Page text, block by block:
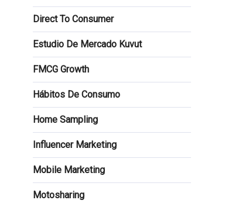
Direct To Consumer
Estudio De Mercado Kuvut
FMCG Growth
Hábitos De Consumo
Home Sampling
Influencer Marketing
Mobile Marketing
Motosharing